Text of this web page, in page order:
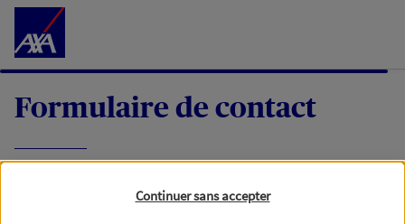
Accéder au Contenu
Formulaire de contact
demande, nous vous répondrons dans les
Continuer sans accepter